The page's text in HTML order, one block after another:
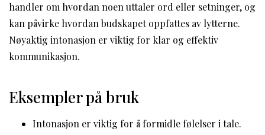
handler om hvordan noen uttaler ord eller setninger, og
kan påvirke hvordan budskapet oppfattes av lytterne.
Nøyaktig intonasjon er viktig for klar og effektiv
kommunikasjon.
Eksempler på bruk
Intonasjon er viktig for å formidle følelser i tale.